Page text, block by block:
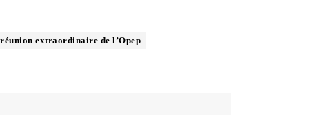
réunion extraordinaire de l’Opep